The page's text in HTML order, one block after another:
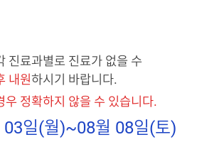
진료과별로 진료가 없을 수
내원하시기 바랍니다.
우 정확하지 않을 수 있습니다.
03일(월)~08월 08일(토)